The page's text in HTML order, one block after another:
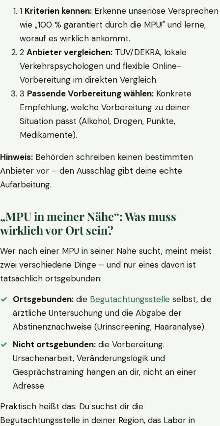
1 Kriterien kennen: Erkenne unseriöse Versprechen
wie „100 % garantiert durch die MPU!" und lerne,
worauf es wirklich ankommt.
2 Anbieter vergleichen: TÜV/DEKRA, lokale
Verkehrspsychologen und flexible Online-
Vorbereitung im direkten Vergleich.
3 Passende Vorbereitung wählen: Konkrete
Empfehlung, welche Vorbereitung zu deiner
Situation passt (Alkohol, Drogen, Punkte,
Medikamente).
Hinweis: Behörden schreiben keinen bestimmten
Anbieter vor – den Ausschlag gibt deine echte
Aufarbeitung.
„MPU in meiner Nähe“: Was muss
wirklich vor Ort sein?
Wer nach einer MPU in seiner Nähe sucht, meint meist
zwei verschiedene Dinge – und nur eines davon ist
tatsächlich ortsgebunden:
Ortsgebunden: die Begutachtungsstelle selbst, die
ärztliche Untersuchung und die Abgabe der
Abstinenznachweise (Urinscreening, Haaranalyse).
Nicht ortsgebunden: die Vorbereitung.
Ursachenarbeit, Veränderungslogik und
Gesprächstraining hängen an dir, nicht an einer
Adresse.
Praktisch heißt das: Du suchst dir die
Begutachtungsstelle in deiner Region, das Labor in